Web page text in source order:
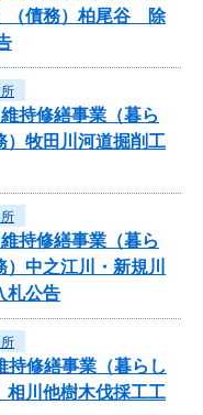
（債務）柏尾谷 除
持修繕事業（暮ら
）牧田川河道掘削工
持修繕事業（暮ら
中之江川・新規川
札公告
持修繕事業（暮らし
相川他樹木伐採工工